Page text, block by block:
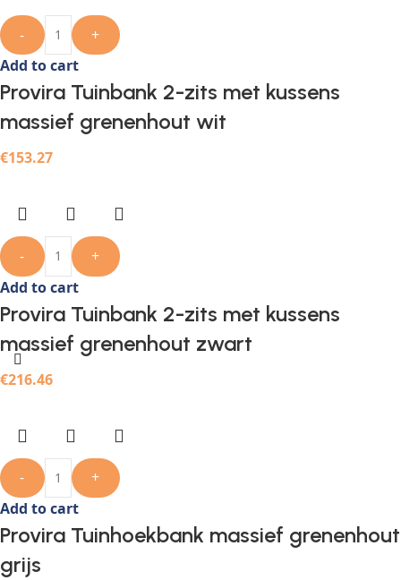
-
+
Add to cart
Provira Tuinbank 2-zits met kussens
massief grenenhout wit
€153.27
-
+
Add to cart
Provira Tuinbank 2-zits met kussens
massief grenenhout zwart
€216.46
-
+
Add to cart
Provira Tuinhoekbank massief grenenhout
grijs